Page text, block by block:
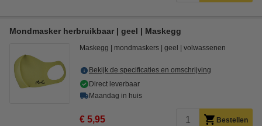
Mondmasker herbruikbaar | geel | Maskegg
Maskegg mondmaskers geel volwassenen
Bekijk de specificaties en omschrijving
Direct leverbaar
Maandag in huis
€ 5,95 Bestellen